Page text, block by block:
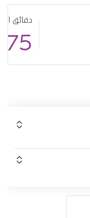
دقائق